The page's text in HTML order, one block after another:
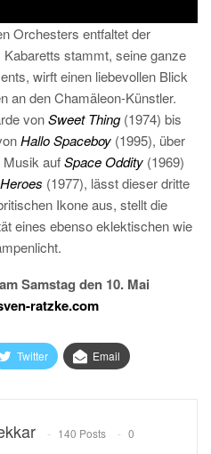
Orchesters entfaltet der
stammt, seine ganze
wirft einen liebevollen Blick
an den Chamäleon-Künstler.
vonSweet Thing(1974) bis
Hallo Spaceboy (1995), über
Musik aufSpace Oddity (1969)
Heroes (1977), lässt dieser dritte
Ikone aus, stellt die
eines ebenso eklektischen wie
Samstag den 10. Mai
ratzke.com
Twitter Email
140 Posts
0